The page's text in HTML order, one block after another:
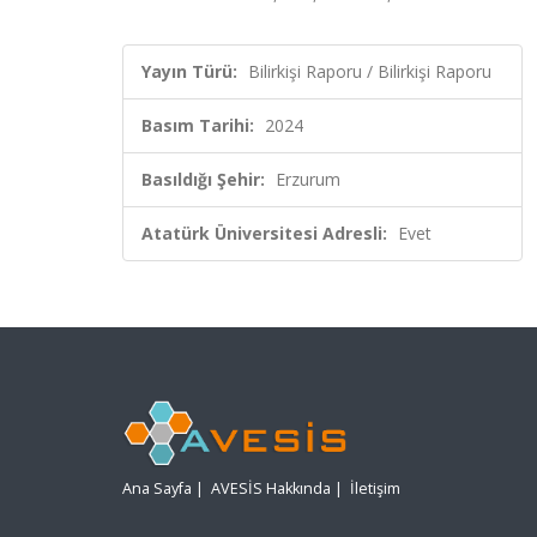
Yayın Türü: Bilirkişi Raporu / Bilirkişi Raporu
Basım Tarihi: 2024
Basıldığı Şehir: Erzurum
Atatürk Üniversitesi Adresli: Evet
Ana Sayfa | AVESİS Hakkında | İletişim